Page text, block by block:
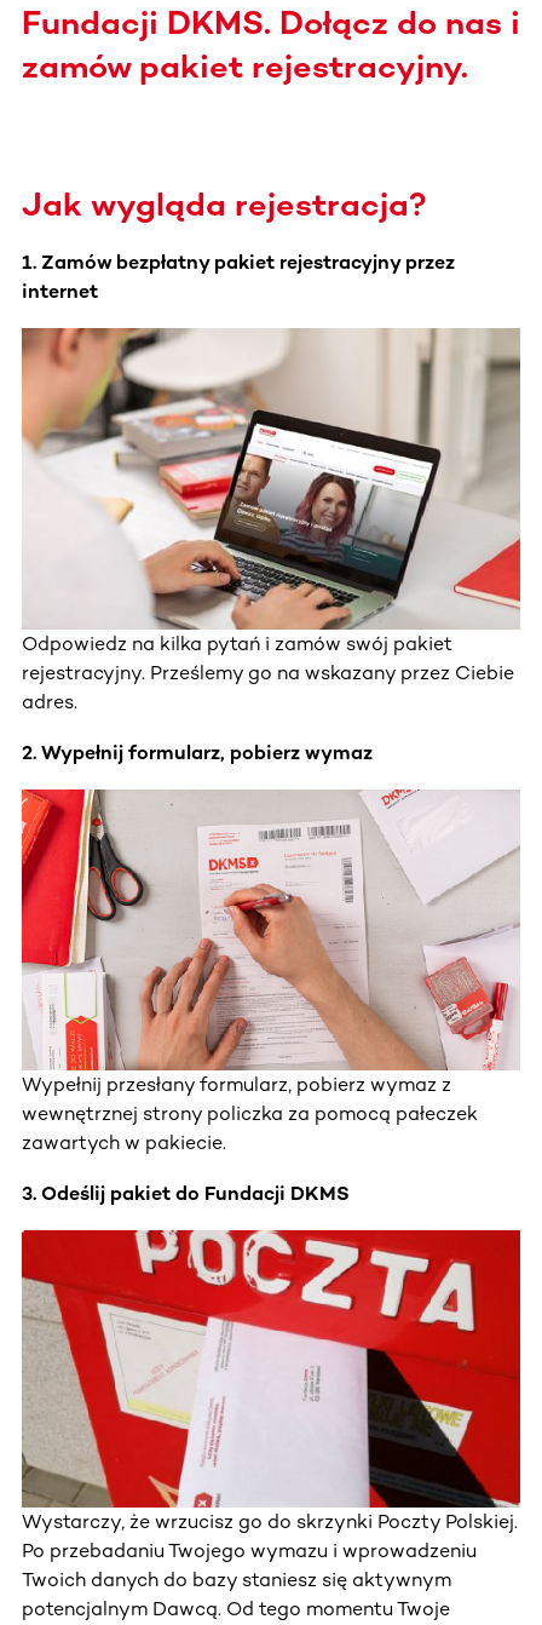
Fundacji DKMS. Dołącz do nas i
zamów pakiet rejestracyjny.
Jak wygląda rejestracja?
1. Zamów bezpłatny pakiet rejestracyjny przez
internet
Odpowiedz na kilka pytań i zamów swój pakiet
rejestracyjny. Prześlemy go na wskazany przez Ciebie
adres.
2. Wypełnij formularz, pobierz wymaz
Wypełnij przesłany formularz, pobierz wymaz z
wewnętrznej strony policzka za pomocą pałeczek
zawartych w pakiecie.
3. Odeślij pakiet do Fundacji DKMS
Wystarczy, że wrzucisz go do skrzynki Poczty Polskiej.
Po przebadaniu Twojego wymazu i wprowadzeniu
Twoich danych do bazy staniesz się aktywnym
potencjalnym Dawcą. Od tego momentu Twoje